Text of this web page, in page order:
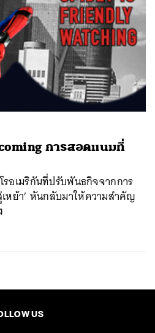
การสอดแนมที่
อเมริกันที่ปรับพันธกิจจากการ
หย้า’ หันกลับมาให้ความสำคัญ
US
EMAIL